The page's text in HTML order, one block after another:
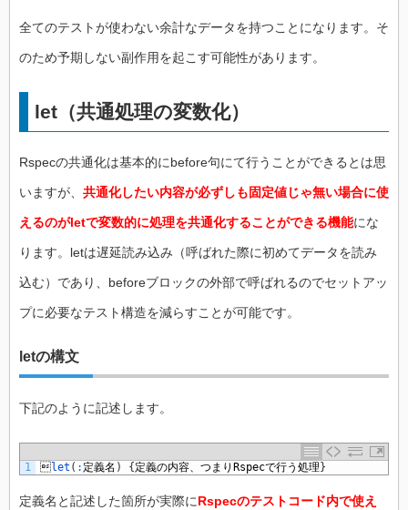
全てのテストが使わない余計なデータを持つことになります。そ
のため予期しない副作用を起こす可能性があります。
let（共通処理の変数化）
Rspecの共通化は基本的にbefore句にて行うことができるとは思
いますが、 共通化したい内容が必ずしも固定値じゃ無い場合に使
えるのがletで変数的に処理を共通化することができる機能にな
ります。letは遅延読み込み（呼ばれた際に初めてデータを読み
込む）であり、beforeブロックの外部で呼ばれるのでセットアッ
プに必要なテスト構造を減らすことが可能です。
letの構文
下記のように記述します。
1 let ( : 定義名 ) {定義の内容、つまり Rspecで行う処理}
定義名と記述した箇所が実際にRspecのテストコード内で使え